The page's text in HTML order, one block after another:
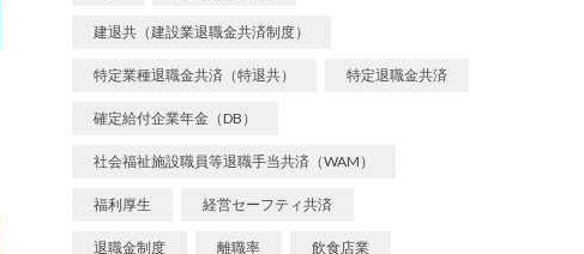
建退共（建設業退職金共済制度）
特定業種退職金共済（特退共） 特定退職金共済
確定給付企業年金（DB）
社会福祉施設職員等退職手当共済（WAM）
福利厚生 経営セーフティ共済
退職金制度 離職率 飲食店業